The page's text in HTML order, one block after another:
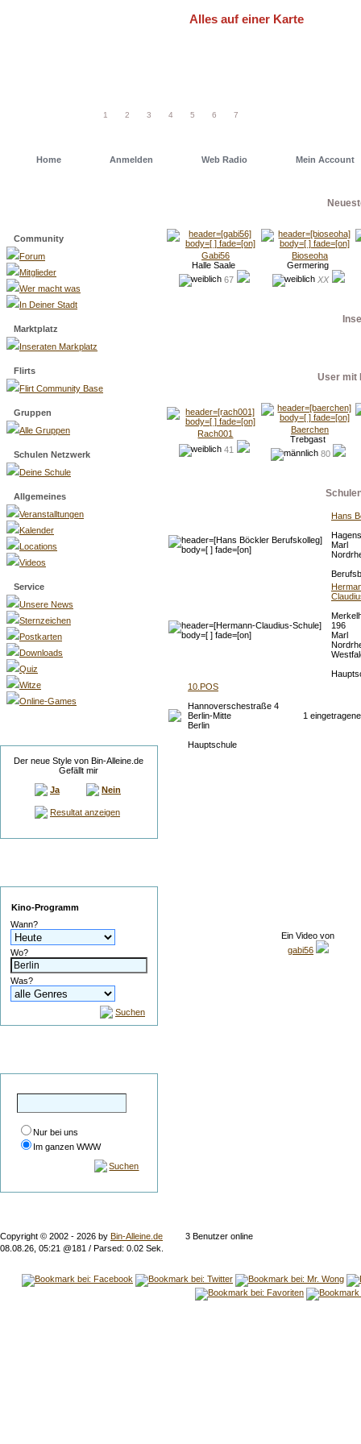
Alles auf einer Karte
1 2 3 4 5 6 7
Home Anmelden Web Radio Mein Account
Community
Forum
Mitglieder
Wer macht was
In Deiner Stadt
Marktplatz
Inseraten Markplatz
Flirts
Flirt Community Base
Gruppen
Alle Gruppen
Schulen Netzwerk
Deine Schule
Allgemeines
Veranstalltungen
Kalender
Locations
Videos
Service
Unsere News
Sternzeichen
Postkarten
Downloads
Quiz
Witze
Online-Games
Der neue Style von Bin-Alleine.de
Gefällt mir
Ja
Nein
Resultat anzeigen
Kino-Programm
Wann?
Wo?
Was?
Suchen
Nur bei uns
Im ganzen WWW
Suchen
Gabi56
Halle Saale
67
Bioseoha
Germering
XX
User mit
Rach001
41
Baerchen
Trebgast
80
Hans
Marl
196
Marl
10.POS
Hannoverschestraße 4
Berlin-Mitte
Berlin
Hauptschule
1
Ein Video von
gabi56
Copyright © 2002 - 2026 by Bin-Alleine.de
3 Benutzer online
08.08.26, 05:21 @181 / Parsed: 0.02 Sek.